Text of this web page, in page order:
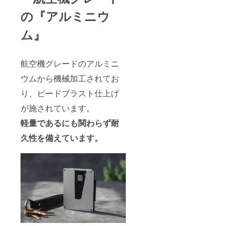
の『アルミニウ
ム』
航空機グレードのアルミニ
ウムから機械加工されてお
り、ビードブラスト仕上げ
が施されています。
軽量であるにも関わらず耐
久性を備えています。